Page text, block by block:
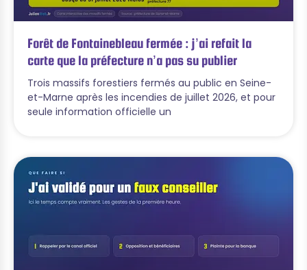
Forêt de Fontainebleau fermée : j’ai refait la
carte que la préfecture n’a pas su publier
Trois massifs forestiers fermés au public en Seine-
et-Marne après les incendies de juillet 2026, et pour
seule information officielle un